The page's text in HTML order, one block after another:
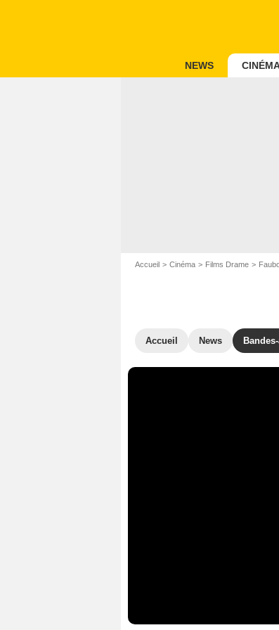
NEWS
Accueil Cinéma Films Drame
Accueil News